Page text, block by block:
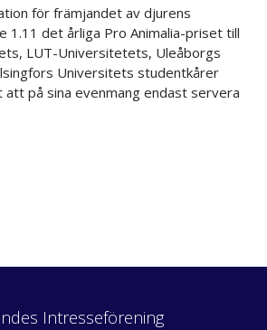
för främjandet av djurens
1.11 det årliga Pro Animalia-priset till
LUT-Universitetets, Uleåborgs
Universitets studentkårer
på sina evenmang endast servera
Intresseförening